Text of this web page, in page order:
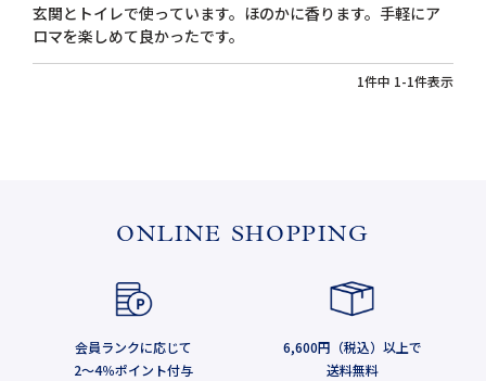
玄関とトイレで使っています。ほのかに香ります。手軽にア
ロマを楽しめて良かったです。
1件中 1-1件表示
ONLINE SHOPPING
会員ランクに応じて
2～4％ポイント付与
6,600円（税込）以上で
送料無料